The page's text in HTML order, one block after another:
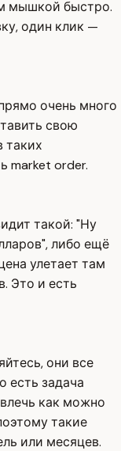
мышкой быстро.
один клик —
очень много
свою
таких
market order.
такой: "Ну
либо ещё
улетает там
Это и есть
они все
есть задача
как можно
такие
или месяцев.